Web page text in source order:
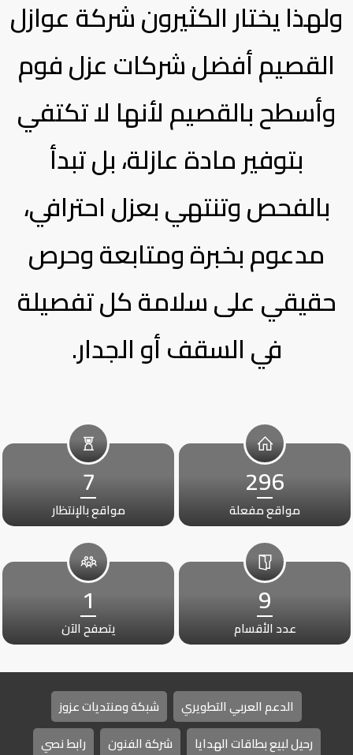
ولهذا يختار الكثيرون شركة عوازل
القصيم أفضل شركات عزل فوم
وأسطح بالقصيم لأنها لا تكتفي
بتوفير مادة عازلة، بل تبدأ
بالفحص وتنتهي بعزل احترافي،
مدعوم بخبرة ومتابعة وحرص
حقيقي على سلامة كل تفصيلة
في السقف أو الجدار.
296
مواقع مفعلة
7
مواقع بالإنتظار
9
عدد الأقسام
1
يتصفح الآن
الدعم العربي التطويري
شبكة ومنتديات عزوز
رحيل لبيع بطاقات الهدايا
شركة الفنون رابط نصي